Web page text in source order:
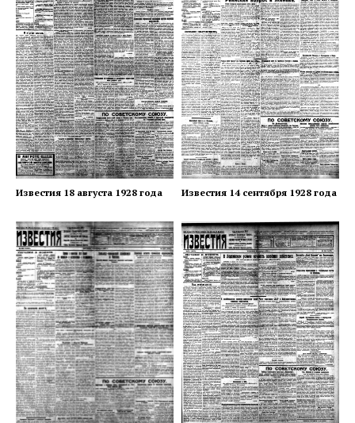
Известия 18 августа 1928 года Известия 14 сентября 1928 года